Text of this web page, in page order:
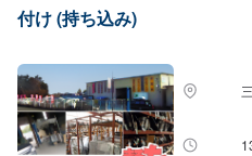
付け (持ち込み)